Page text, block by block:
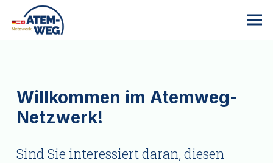
Willkommen im Atemweg-
Netzwerk!
Sind Sie interessiert daran, diesen